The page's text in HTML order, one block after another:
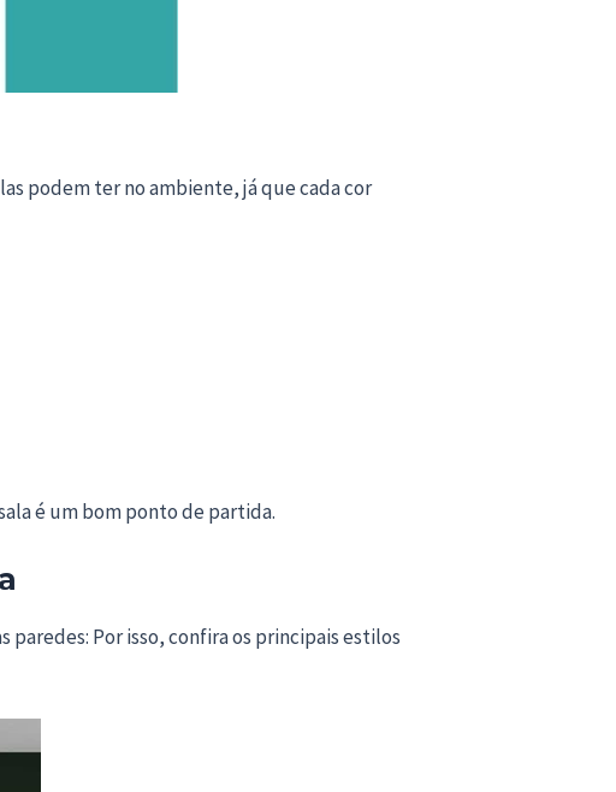
podem ter no ambiente, já que cada cor
é um bom ponto de partida.
paredes: Por isso, confira os principais estilos